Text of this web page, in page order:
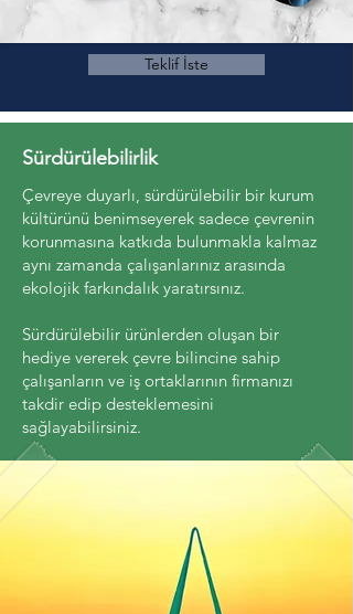
Teklif İste
Sürdürülebilirlik
Çevreye duyarlı, sürdürülebilir bir kurum
kültürünü benimseyerek sadece çevrenin
korunmasına katkıda bulunmakla kalmaz
aynı zamanda çalışanlarınız arasında
ekolojik farkındalık yaratırsınız.
Sürdürülebilir ürünlerden oluşan bir
hediye vererek çevre bilincine sahip
çalışanların ve iş ortaklarının firmanızı
takdir edip desteklemesini
sağlayabilirsiniz.